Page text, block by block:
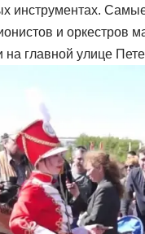
инструментах.
и оркестров
на главной улице